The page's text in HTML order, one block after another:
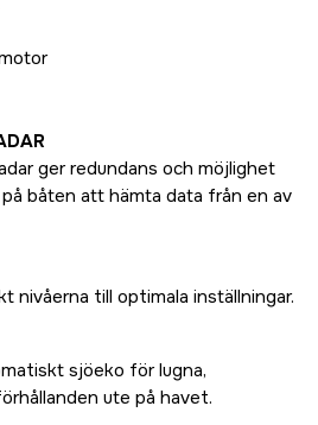
ger redundans och möjlighet
båten att hämta data från en av
nivåerna till optimala inställningar.
sjöeko för lugna,
ute på havet.